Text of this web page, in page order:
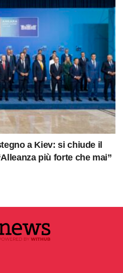
a Kiev: si chiude il
più forte che mai”